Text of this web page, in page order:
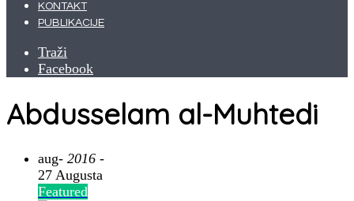
KONTAKT
PUBLIKACIJE
Traži
Facebook
Abdusselam al-Muhtedi
aug- 2016 -
27 Augusta
Featured